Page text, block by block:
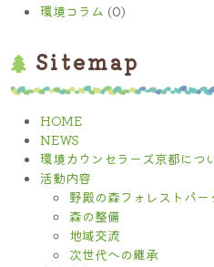
環境コラム (0)
Sitemap
HOME
NEWS
環境カウンセラーズ京都につ
活動内容
野殿の森フォレストパー
森の整備
地域交流
次世代への継承